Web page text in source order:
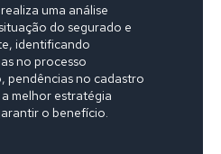
uma análise
do segurado e
identificando
no processo
pendências no cadastro
melhor estratégia
o benefício.